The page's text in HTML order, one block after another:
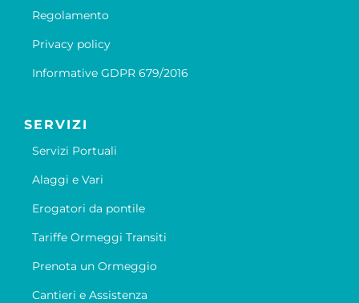
Regolamento
Privacy policy
Informative GDPR 679/2016
SERVIZI
Servizi Portuali
Alaggi e Vari
Erogatori da pontile
Tariffe Ormeggi Transiti
Prenota un Ormeggio
Cantieri e Assistenza